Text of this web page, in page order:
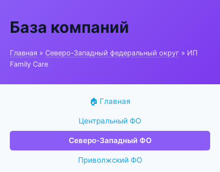
База компаний
Главная » Северо-Западный федеральный округ » ИП
Family Care
🏠 Главная
Центральный ФО
Северо-Западный ФО
Приволжский ФО